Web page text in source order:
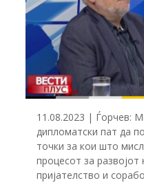
11.08.2023 | Ѓорчев:
дипломатски пат да
точки за кои што
процесот за
пријателство и